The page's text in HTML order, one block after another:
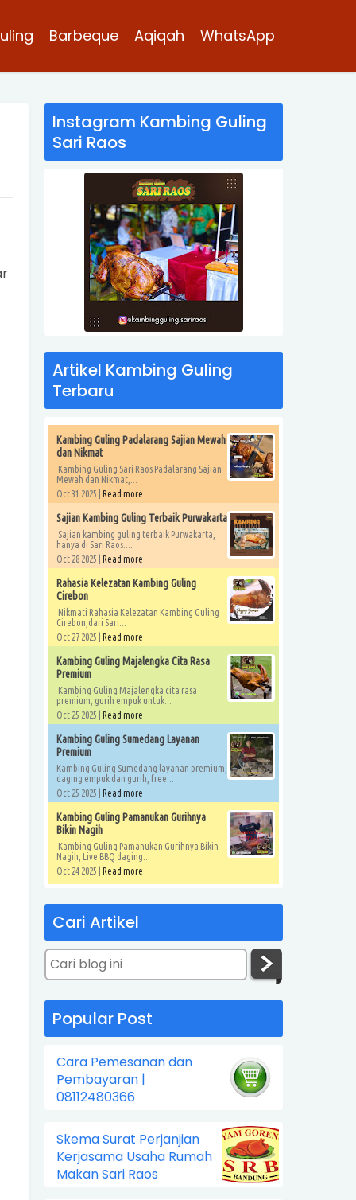
Barbeque Aqiqah WhatsApp
Instagram Kambing Guling
Sari Raos
Artikel Kambing Guling
Terbaru
Kambing Guling Padalarang Sajian Mewah
dan Nikmat
Kambing Guling Sari Raos Padalarang Sajian
Mewah dan Nikmat,...
Oct 31 2025 | Read more
Sajian Kambing Guling Terbaik Purwakarta
Sajian kambing guling terbaik Purwakarta,
hanya di Sari Raos....
Oct 28 2025 | Read more
Rahasia Kelezatan Kambing Guling
Cirebon
Nikmati Rahasia Kelezatan Kambing Guling
Cirebon,dari Sari...
Oct 27 2025 | Read more
Kambing Guling Majalengka Cita Rasa
Premium
Kambing Guling Majalengka cita rasa
premium, gurih empuk untuk...
Oct 25 2025 | Read more
Kambing Guling Sumedang Layanan
Premium
Kambing Guling Sumedang layanan premium,
daging empuk dan gurih, free...
Oct 25 2025 | Read more
Kambing Guling Pamanukan Gurihnya
Bikin Nagih
Kambing Guling Pamanukan Gurihnya Bikin
Nagih, Live BBQ daging...
Oct 24 2025 | Read more
Cari Artikel
Popular Post
Cara Pemesanan dan
Pembayaran |
08112480366
Skema Surat Perjanjian
Kerjasama Usaha Rumah
Makan Sari Raos